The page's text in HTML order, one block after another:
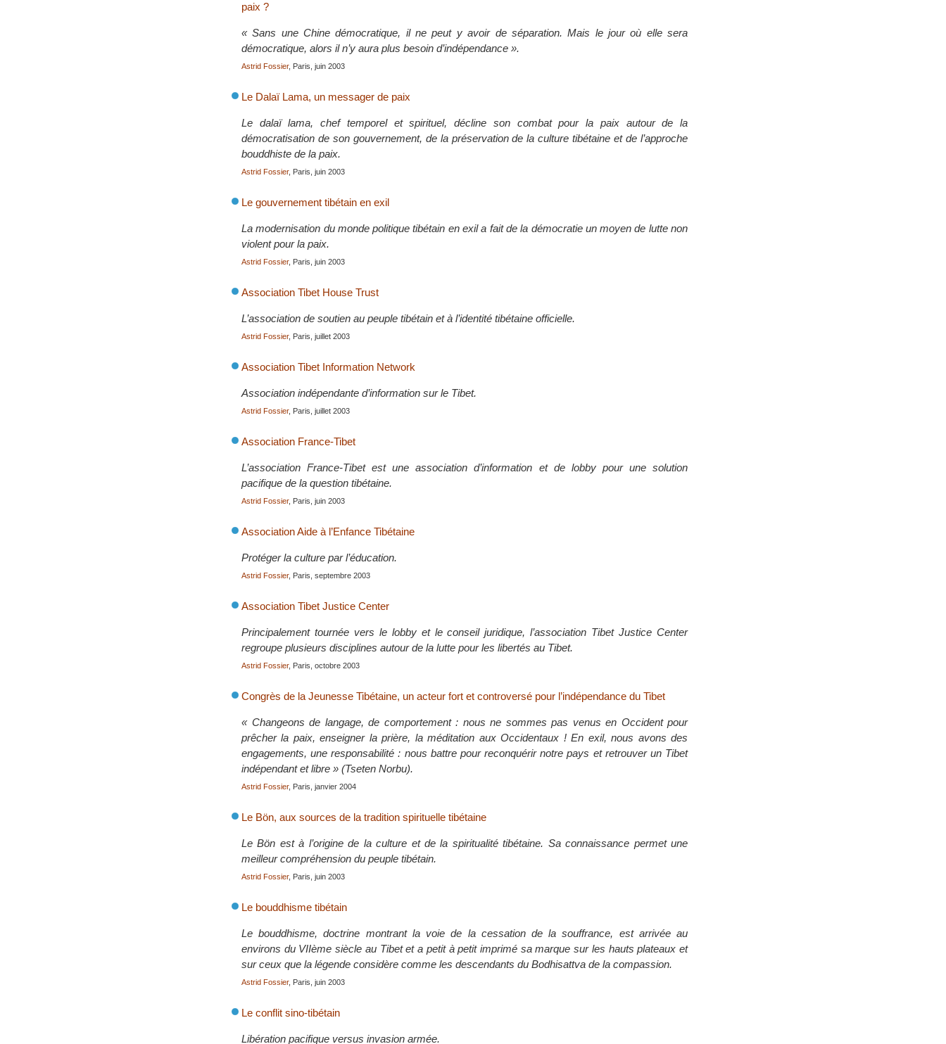
paix ?
« Sans une Chine démocratique, il ne peut y avoir de séparation. Mais le jour où elle sera
démocratique, alors il n’y aura plus besoin d’indépendance ».
Astrid Fossier, Paris, juin 2003
Le Dalaï Lama, un messager de paix
Le dalaï lama, chef temporel et spirituel, décline son combat pour la paix autour de la
démocratisation de son gouvernement, de la préservation de la culture tibétaine et de l’approche
bouddhiste de la paix.
Astrid Fossier, Paris, juin 2003
Le gouvernement tibétain en exil
La modernisation du monde politique tibétain en exil a fait de la démocratie un moyen de lutte non
violent pour la paix.
Astrid Fossier, Paris, juin 2003
Association Tibet House Trust
L’association de soutien au peuple tibétain et à l’identité tibétaine officielle.
Astrid Fossier, Paris, juillet 2003
Association Tibet Information Network
Association indépendante d’information sur le Tibet.
Astrid Fossier, Paris, juillet 2003
Association France-Tibet
L’association France-Tibet est une association d’information et de lobby pour une solution
pacifique de la question tibétaine.
Astrid Fossier, Paris, juin 2003
Association Aide à l’Enfance Tibétaine
Protéger la culture par l’éducation.
Astrid Fossier, Paris, septembre 2003
Association Tibet Justice Center
Principalement tournée vers le lobby et le conseil juridique, l’association Tibet Justice Center
regroupe plusieurs disciplines autour de la lutte pour les libertés au Tibet.
Astrid Fossier, Paris, octobre 2003
Congrès de la Jeunesse Tibétaine, un acteur fort et controversé pour l’indépendance du Tibet
« Changeons de langage, de comportement : nous ne sommes pas venus en Occident pour
prêcher la paix, enseigner la prière, la méditation aux Occidentaux ! En exil, nous avons des
engagements, une responsabilité : nous battre pour reconquérir notre pays et retrouver un Tibet
indépendant et libre » (Tseten Norbu).
Astrid Fossier, Paris, janvier 2004
Le Bön, aux sources de la tradition spirituelle tibétaine
Le Bön est à l’origine de la culture et de la spiritualité tibétaine. Sa connaissance permet une
meilleur compréhension du peuple tibétain.
Astrid Fossier, Paris, juin 2003
Le bouddhisme tibétain
Le bouddhisme, doctrine montrant la voie de la cessation de la souffrance, est arrivée au
environs du VIIème siècle au Tibet et a petit à petit imprimé sa marque sur les hauts plateaux et
sur ceux que la légende considère comme les descendants du Bodhisattva de la compassion.
Astrid Fossier, Paris, juin 2003
Le conflit sino-tibétain
Libération pacifique versus invasion armée.